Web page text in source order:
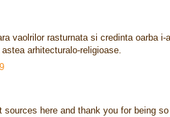
vaolrilor rasturnata si credinta oarba
arhitecturalo-religioase.
sources here and thank you for being